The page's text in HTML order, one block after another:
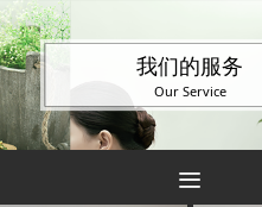
我们的服务
Our Service
끀